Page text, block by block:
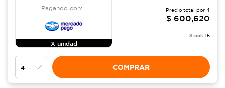
Pagando con:
X unidad
Precio total por 4
$ 600,620
Stock:15
COMPRAR